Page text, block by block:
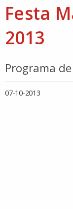
Festa
2013
Programa
07-10-2013